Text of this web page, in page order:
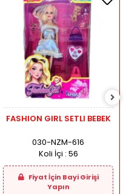
FASHION GIRL SETLI BEBEK
030-NZM-616
Koli İçi : 56
Fiyat İçin Bayi Girişi
Yapın